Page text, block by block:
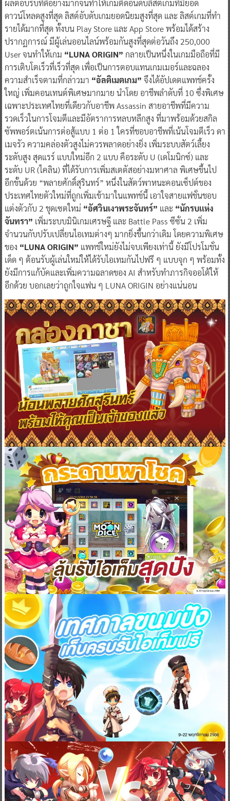
ผลตอบรับที่ดีอย่างมากจนทำให้เกมติดอันดับลิสต์เกมที่มียอด
ดาวน์โหลดสูงที่สุด ลิสต์อับดับเกมยอดนิยมสูงที่สุด และ ลิสต์เกมที่ทำ
รายได้มากที่สุด ทั้งบน Play Store และ App Store พร้อมได้สร้าง
ปรากฏการณ์ มีผู้เล่นออนไลน์พร้อมกันสูงที่สุดต่อวันถึง 250,000
User จนทำให้เกม “LUNA ORIGIN” กลายเป็นหนึ่งในเกมมือถือที่มี
การเติบโตเร็วที่เร็วที่สุด เพื่อเป็นการตอบแทนเกมเมอร์และฉลอง
ความสำเร็จตามที่กล่าวมา “อัลติเมตเกม” จึงได้อัปเดตแพทช์ครั้ง
ใหญ่ เพิ่มคอนเทนต์พิเศษมากมาย นำโดย อาชีพลำดับที่ 10 ซึ่งพิเศษ
เฉพาะประเทศไทยที่เดียวกับอาชีพ Assassin สายอาชีพที่มีความ
รวดเร็วในการโจมตีและมีอัตราการหลบหลีกสูง ที่มาพร้อมด้วยสกิล
ซัพพอร์ตเน้นการต่อสู้แบบ 1 ต่อ 1 ใครที่ชอบอาชีพที่เน้นโจมตีเร็ว ดา
เมจรัว ความคล่องตัวสูงไม่ควรพลาดอย่างยิ่ง เพิ่มระบบสัตว์เลี้ยง
ระดับสูง สุดแรร์ แบบใหม่อีก 2 แบบ คือระดับ U (เดโมนิกซ์) และ
ระดับ UR (ไคลิน) ที่ได้รับการเพิ่มสเตตัสอย่างมหาศาล พิเศษขึ้นไป
อีกขั้นด้วย “พลายศักดิ์สุรินทร์” หนึ่งในสัตว์พาหนะคอนเซ็ปต์ของ
ประเทศไทยตัวใหม่ที่ถูกเพิ่มเข้ามาในแพทช์นี้ เอาใจสายแฟชั่นชอบ
แต่งตัวกับ 2 ชุดเซตใหม่ “อัศวินเงาพระจันทร์” และ “นักรบเเห่ง
จันทรา” เพิ่มระบบมินิเกมเศรษฐี และ Battle Pass ซีซั่น 2 เพิ่ม
จำนวนกับปรับเปลี่ยนไอเทมต่างๆ มากยิ่งขึ้นกว่าเดิม โดยความพิเศษ
ของ “LUNA ORIGIN” แพทช์ใหม่ยังไม่จบเพียงเท่านี้ ยังมีโปรโมชั่น
เด็ด ๆ ต้อนรับผู้เล่นใหม่ให้ได้รับไอเทมกันไปฟรี ๆ แบบจุก ๆ พร้อมทั้ง
ยังมีการแก้บัคและเพิ่มความฉลาดของ AI สำหรับทำภารกิจออโต้ให้
อีกด้วย บอกเลยว่าถูกใจแฟน ๆ LUNA ORIGIN อย่างแน่นอน